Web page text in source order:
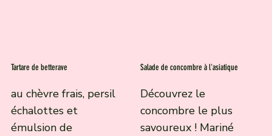
Tartare de betterave
au chèvre frais, persil
échalottes et
émulsion de
Salade de concombre à l'asiatique
Découvrez le
concombre le plus
savoureux ! Mariné